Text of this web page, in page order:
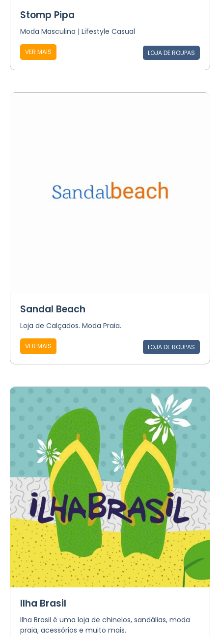
Stomp Pipa
Moda Masculina | Lifestyle Casual
VER MAIS LOJA DE ROUPAS
Sandal Beach
Loja de Calçados. Moda Praia.
VER MAIS LOJA DE ROUPAS
Ilha Brasil
Ilha Brasil é uma loja de chinelos, sandálias, moda
praia, acessórios e muito mais.